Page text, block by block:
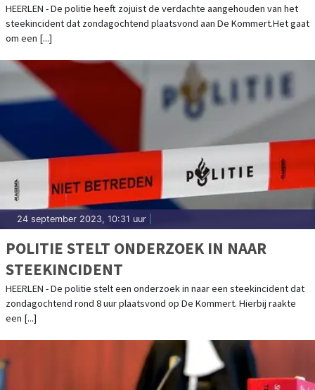
HEERLEN - De politie heeft zojuist de verdachte aangehouden van het
steekincident dat zondagochtend plaatsvond aan De Kommert.Het gaat
om een [...]
24 september 2023, 10:31 uur
POLITIE STELT ONDERZOEK IN NAAR
STEEKINCIDENT
HEERLEN - De politie stelt een onderzoek in naar een steekincident dat
zondagochtend rond 8 uur plaatsvond op De Kommert. Hierbij raakte
een [...]